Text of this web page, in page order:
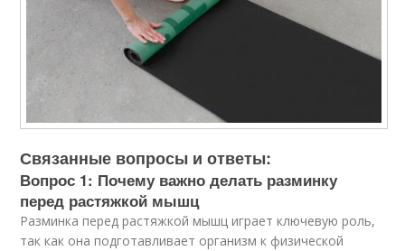
Связанные вопросы и ответы:
Вопрос 1: Почему важно делать разминку
перед растяжкой мышц
Разминка перед растяжкой мышц играет ключевую роль,
так как она подготавливает организм к физической